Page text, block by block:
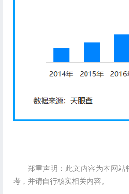
郑重声明：此文内容为本网
考，并请自行核实相关内容。